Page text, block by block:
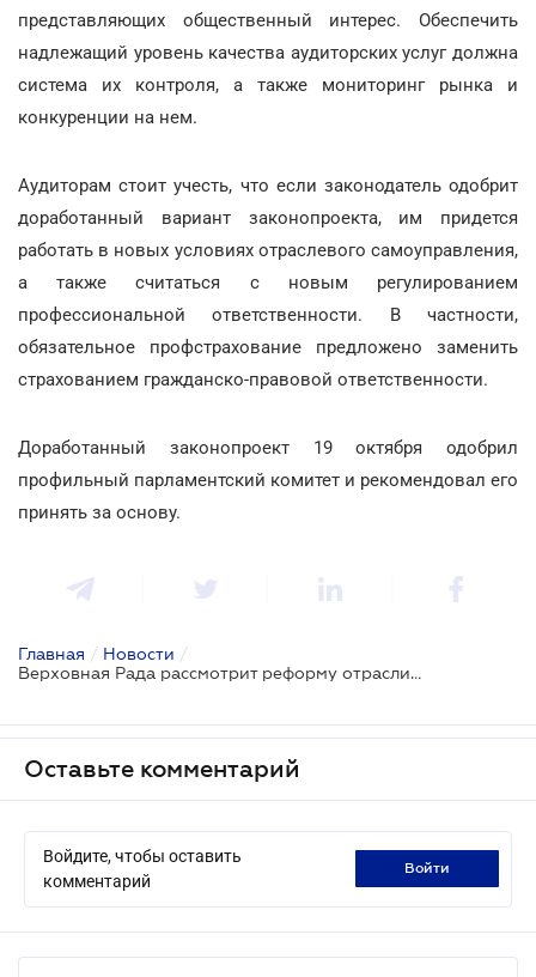
представляющих общественный интерес. Обеспечить
надлежащий уровень качества аудиторских услуг должна
система их контроля, а также мониторинг рынка и
конкуренции на нем.
Аудиторам стоит учесть, что если законодатель одобрит
доработанный вариант законопроекта, им придется
работать в новых условиях отраслевого самоуправления,
а также считаться с новым регулированием
профессиональной ответственности. В частности,
обязательное профстрахование предложено заменить
страхованием гражданско-правовой ответственности.
Доработанный законопроект 19 октября одобрил
профильный парламентский комитет и рекомендовал его
принять за основу.
Главная / Новости /
Верховная Рада рассмотрит реформу отрасли финансового аудита
Оставьте комментарий
Войдите, чтобы оставить
комментарий
войти